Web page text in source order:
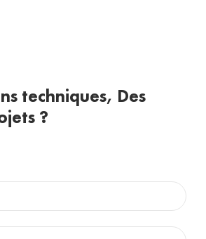
techniques, Des
?